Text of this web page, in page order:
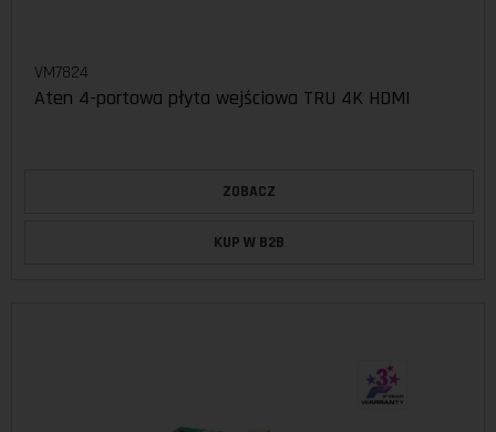
VM7824
Aten 4-portowa płyta wejściowa TRU 4K HDMI
ZOBACZ
KUP W B2B